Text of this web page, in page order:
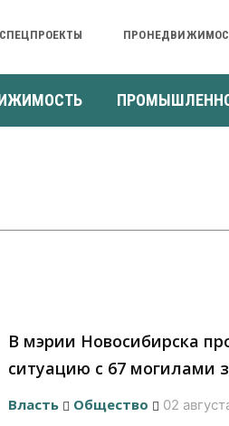
СПЕЦПРОЕКТЫ
В мэрии Новосибирска
ситуацию с 67 могилами
Власть Общество 02